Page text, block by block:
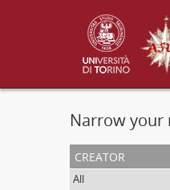
Narrow your
creator
All